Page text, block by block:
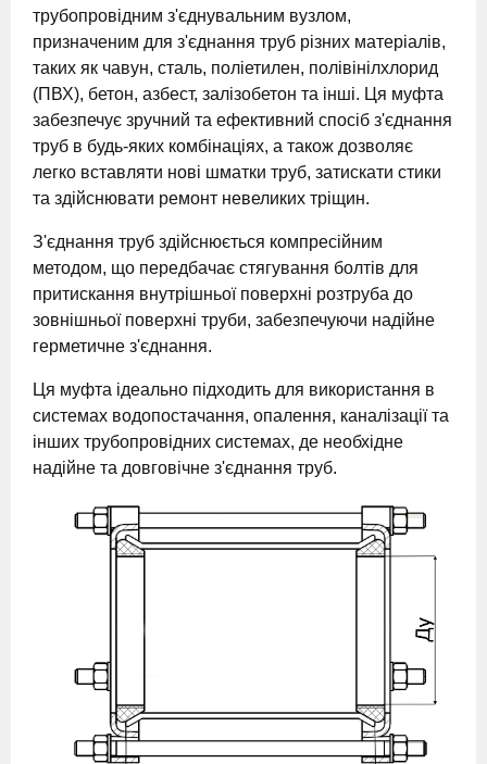
трубопровідним з'єднувальним вузлом,
призначеним для з'єднання труб різних матеріалів,
таких як чавун, сталь, поліетилен, полівінілхлорид
(ПВХ), бетон, азбест, залізобетон та інші. Ця муфта
забезпечує зручний та ефективний спосіб з'єднання
труб в будь-яких комбінаціях, а також дозволяє
легко вставляти нові шматки труб, затискати стики
та здійснювати ремонт невеликих тріщин.
З'єднання труб здійснюється компресійним
методом, що передбачає стягування болтів для
притискання внутрішньої поверхні розтруба до
зовнішньої поверхні труби, забезпечуючи надійне
герметичне з'єднання.
Ця муфта ідеально підходить для використання в
системах водопостачання, опалення, каналізації та
інших трубопровідних системах, де необхідне
надійне та довговічне з'єднання труб.